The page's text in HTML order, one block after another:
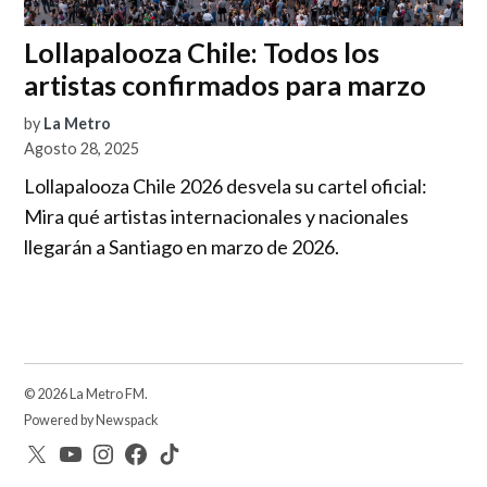
Lollapalooza Chile: Todos los
artistas confirmados para marzo
by La Metro
Agosto 28, 2025
Lollapalooza Chile 2026 desvela su cartel oficial:
Mira qué artistas internacionales y nacionales
llegarán a Santiago en marzo de 2026.
© 2026 La Metro FM.
Powered by Newspack
TwitterYouTubeInstagramfacebookTikTok